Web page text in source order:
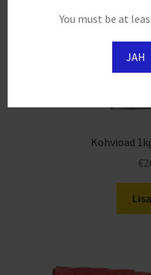
You must be at
JAH
Kohvioad
€